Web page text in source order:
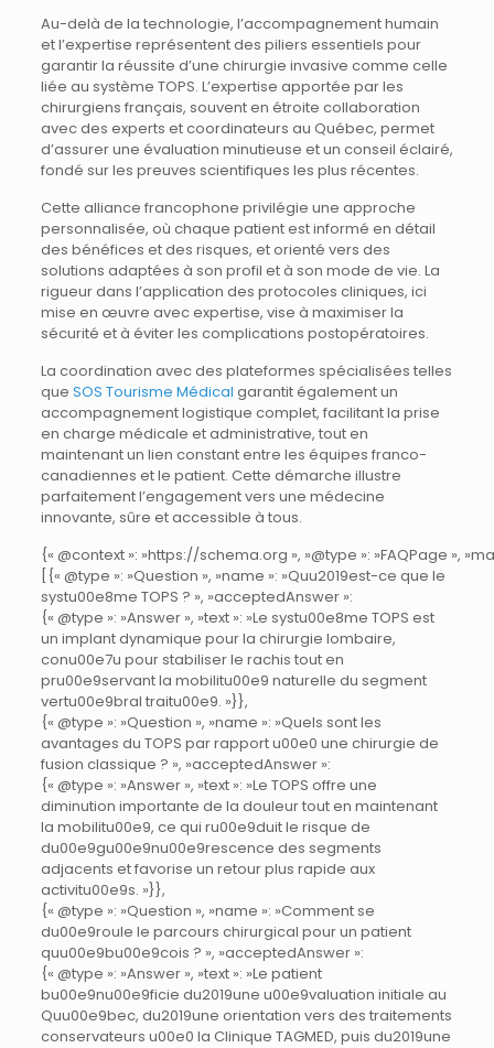
Au-delà de la technologie, l’accompagnement humain
et l’expertise représentent des piliers essentiels pour
garantir la réussite d’une chirurgie invasive comme celle
liée au système TOPS. L’expertise apportée par les
chirurgiens français, souvent en étroite collaboration
avec des experts et coordinateurs au Québec, permet
d’assurer une évaluation minutieuse et un conseil éclairé,
fondé sur les preuves scientifiques les plus récentes.
Cette alliance francophone privilégie une approche
personnalisée, où chaque patient est informé en détail
des bénéfices et des risques, et orienté vers des
solutions adaptées à son profil et à son mode de vie. La
rigueur dans l’application des protocoles cliniques, ici
mise en œuvre avec expertise, vise à maximiser la
sécurité et à éviter les complications postopératoires.
La coordination avec des plateformes spécialisées telles
que SOS Tourisme Médical garantit également un
accompagnement logistique complet, facilitant la prise
en charge médicale et administrative, tout en
maintenant un lien constant entre les équipes franco-
canadiennes et le patient. Cette démarche illustre
parfaitement l’engagement vers une médecine
innovante, sûre et accessible à tous.
{« @context »: »https://schema.org », »@type »: »FAQPage »,
[{« @type »: »Question », »name »: »Quu2019est-ce que le
systu00e8me TOPS ? », »acceptedAnswer »:
{« @type »: »Answer », »text »: »Le systu00e8me TOPS est
un implant dynamique pour la chirurgie lombaire,
conu00e7u pour stabiliser le rachis tout en
pru00e9servant la mobilitu00e9 naturelle du segment
vertu00e9bral traitu00e9. »}},
{« @type »: »Question », »name »: »Quels sont les
avantages du TOPS par rapport u00e0 une chirurgie de
fusion classique ? », »acceptedAnswer »:
{« @type »: »Answer », »text »: »Le TOPS offre une
diminution importante de la douleur tout en maintenant
la mobilitu00e9, ce qui ru00e9duit le risque de
du00e9gu00e9nu00e9rescence des segments
adjacents et favorise un retour plus rapide aux
activitu00e9s. »}},
{« @type »: »Question », »name »: »Comment se
du00e9roule le parcours chirurgical pour un patient
quu00e9bu00e9cois ? », »acceptedAnswer »:
{« @type »: »Answer », »text »: »Le patient
bu00e9nu00e9ficie du2019une u00e9valuation initiale au
Quu00e9bec, du2019une orientation vers des traitements
conservateurs u00e0 la Clinique TAGMED, puis du2019une